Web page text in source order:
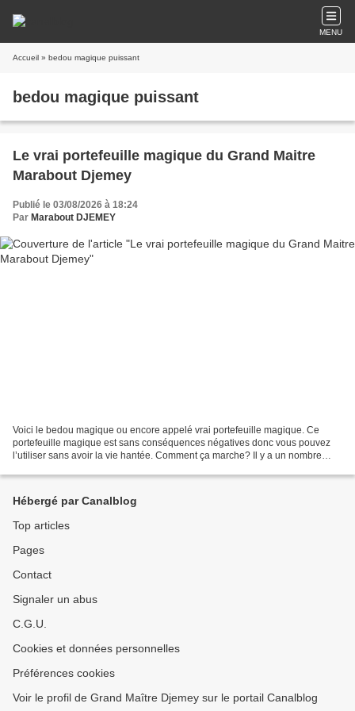
MENU
Accueil » bedou magique puissant
bedou magique puissant
Le vrai portefeuille magique du Grand Maitre
Marabout Djemey
Publié le 03/08/2026 à 18:24
Par Marabout DJEMEY
Voici le bedou magique ou encore appelé vrai portefeuille magique. Ce
portefeuille magique est sans conséquences négatives donc vous pouvez
l’utiliser sans avoir la vie hantée. Comment ça marche? Il y a un nombre
Hébergé par Canalblog
Top articles
Pages
Contact
Signaler un abus
C.G.U.
Cookies et données personnelles
Préférences cookies
Voir le profil de Grand Maître Djemey sur le portail Canalblog